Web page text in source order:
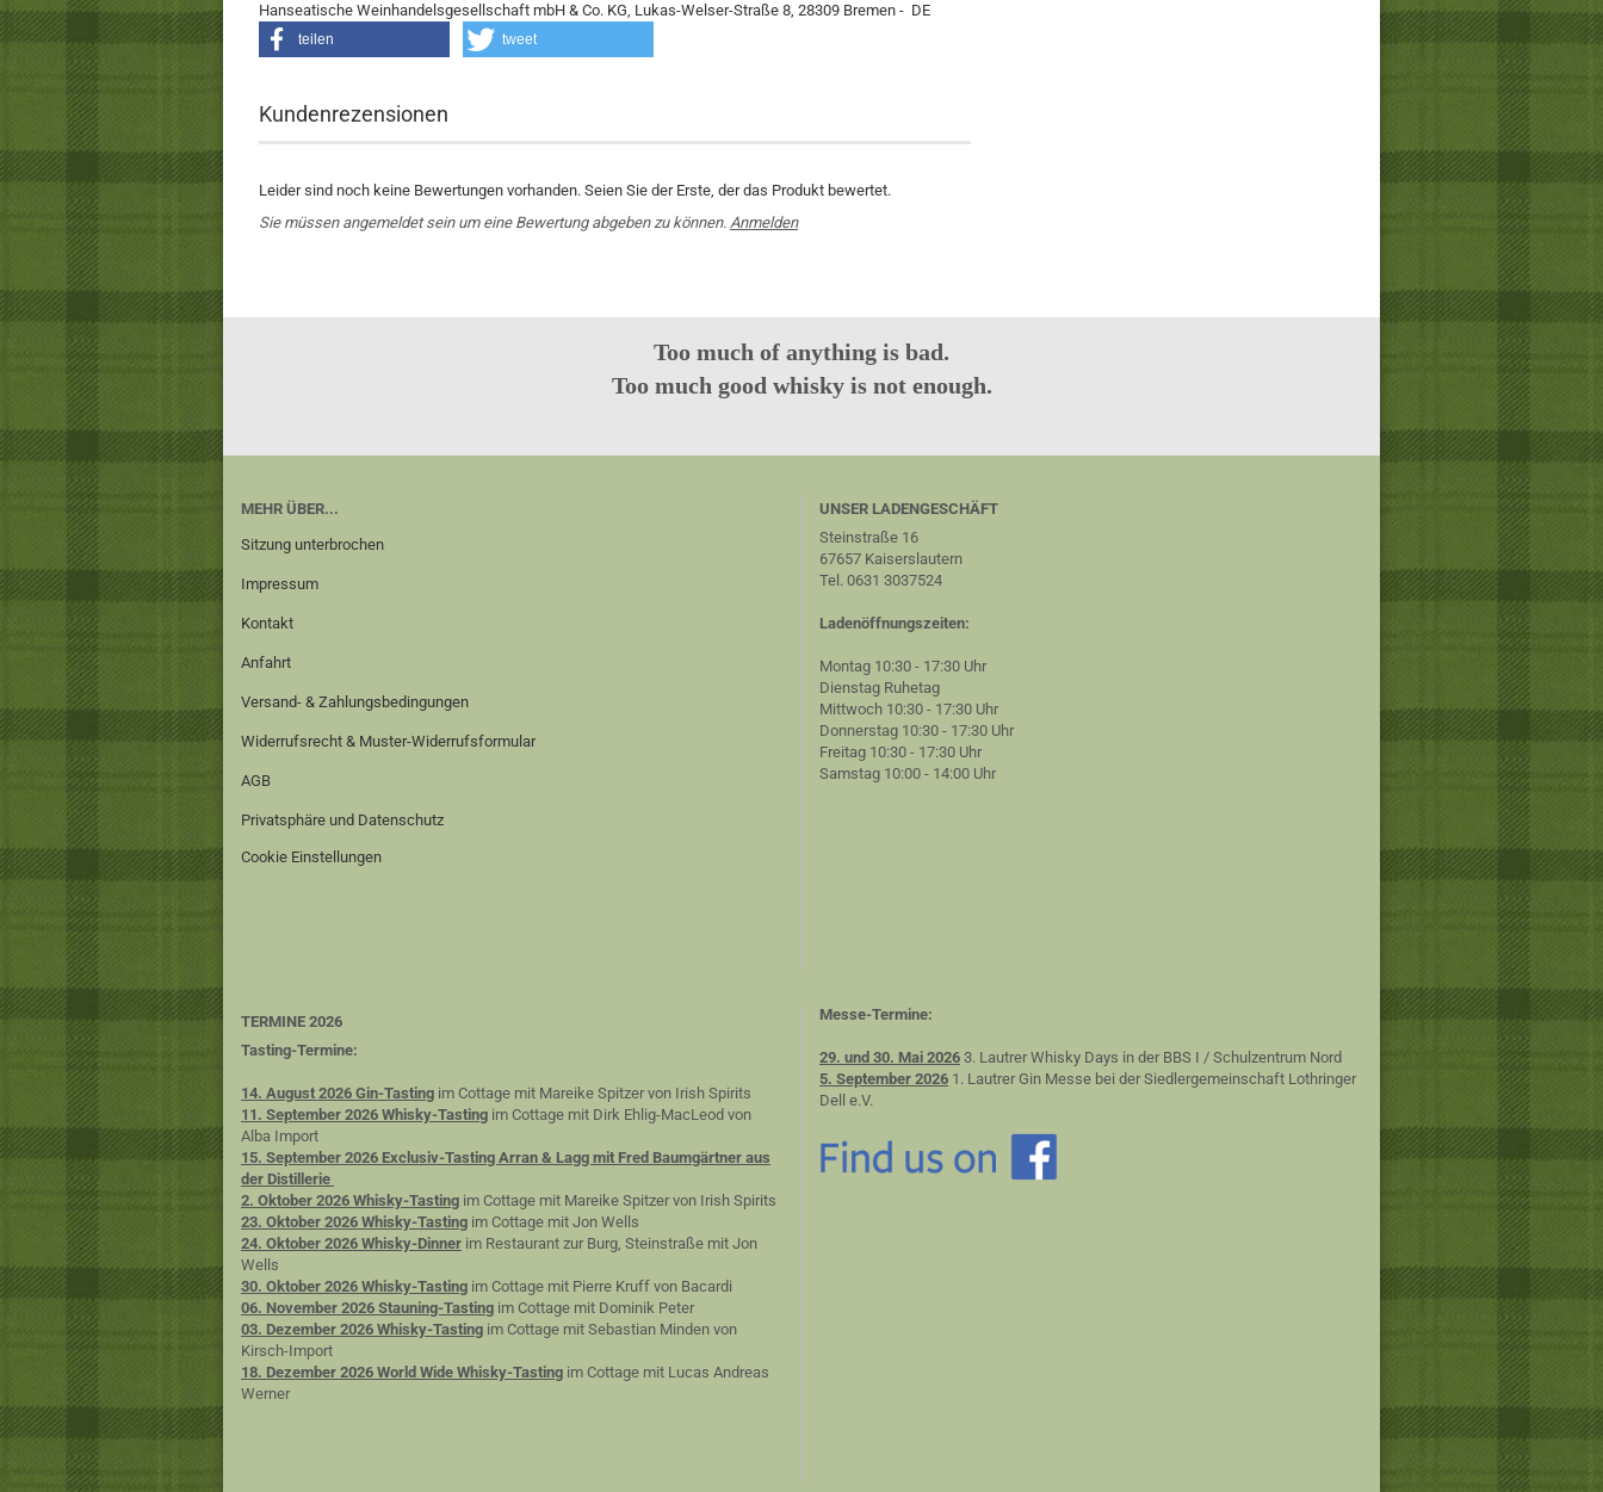
Hanseatische Weinhandelsgesellschaft mbH & Co. KG, Lukas-Welser-Straße 8, 28309 Bremen - DE
teilen tweet
Kundenrezensionen
Leider sind noch keine Bewertungen vorhanden. Seien Sie der Erste, der das Produkt bewertet.
Sie müssen angemeldet sein um eine Bewertung abgeben zu können. Anmelden
Too much of anything is bad.
Too much good whisky is not enough.
MEHR ÜBER...
Sitzung unterbrochen
Impressum
Kontakt
Anfahrt
Versand- & Zahlungsbedingungen
Widerrufsrecht & Muster-Widerrufsformular
AGB
Privatsphäre und Datenschutz
Cookie Einstellungen
UNSER LADENGESCHÄFT
Steinstraße 16
67657 Kaiserslautern
Tel. 0631 3037524
Ladenöffnungszeiten:
Montag 10:30 - 17:30 Uhr
Dienstag Ruhetag
Mittwoch 10:30 - 17:30 Uhr
Donnerstag 10:30 - 17:30 Uhr
Freitag 10:30 - 17:30 Uhr
Samstag 10:00 - 14:00 Uhr
TERMINE 2026
Tasting-Termine:
14. August 2026 Gin-Tasting im Cottage mit Mareike Spitzer von Irish Spirits
11. September 2026 Whisky-Tasting im Cottage mit Dirk Ehlig-MacLeod von
Alba Import
15. September 2026 Exclusiv-Tasting Arran & Lagg mit Fred Baumgärtner aus
der Distillerie
2. Oktober 2026 Whisky-Tasting im Cottage mit Mareike Spitzer von Irish Spirits
23. Oktober 2026 Whisky-Tasting im Cottage mit Jon Wells
24. Oktober 2026 Whisky-Dinner im Restaurant zur Burg, Steinstraße mit Jon
Wells
30. Oktober 2026 Whisky-Tasting im Cottage mit Pierre Kruff von Bacardi
06. November 2026 Stauning-Tasting im Cottage mit Dominik Peter
03. Dezember 2026 Whisky-Tasting im Cottage mit Sebastian Minden von
Kirsch-Import
18. Dezember 2026 World Wide Whisky-Tasting im Cottage mit Lucas Andreas
Werner
Messe-Termine:
29. und 30. Mai 2026 3. Lautrer Whisky Days in der BBS I / Schulzentrum Nord
5. September 2026 1. Lautrer Gin Messe bei der Siedlergemeinschaft Lothringer
Dell e.V.